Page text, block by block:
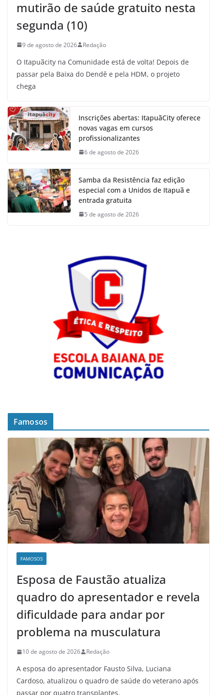
mutirão de saúde gratuito nesta
segunda (10)
9 de agosto de 2026 Redação
O Itapuãcity na Comunidade está de volta! Depois de
passar pela Baixa do Dendê e pela HDM, o projeto
chega
Inscrições abertas: ItapuãCity oferece
novas vagas em cursos
profissionalizantes
6 de agosto de 2026
Samba da Resistência faz edição
especial com a Unidos de Itapuã e
entrada gratuita
5 de agosto de 2026
Famosos
FAMOSOS
Esposa de Faustão atualiza
quadro do apresentador e revela
dificuldade para andar por
problema na musculatura
10 de agosto de 2026 Redação
A esposa do apresentador Fausto Silva, Luciana
Cardoso, atualizou o quadro de saúde do veterano após
passar por quatro transplantes.